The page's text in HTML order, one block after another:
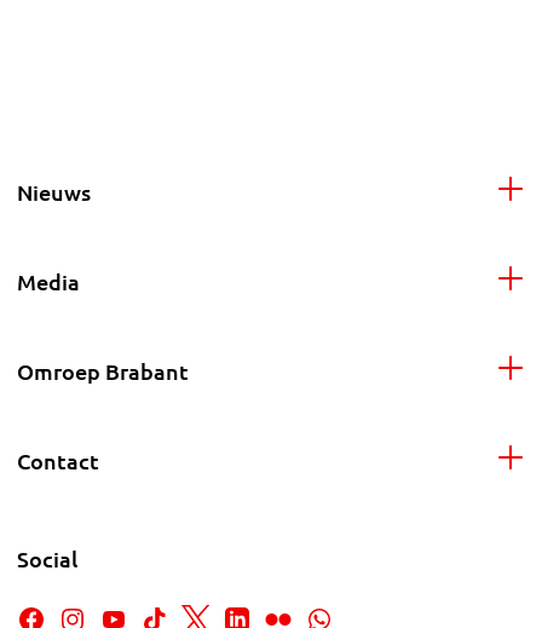
Nieuws
Media
Omroep Brabant
Contact
Social